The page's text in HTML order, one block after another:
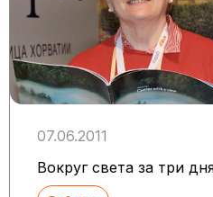
07.06.2011
Вокруг света за три